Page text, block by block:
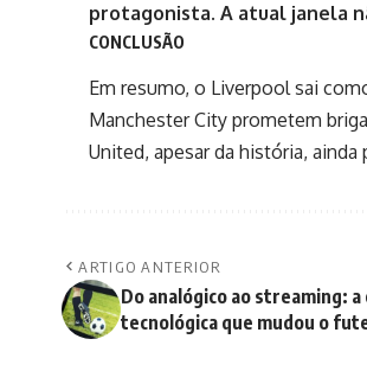
protagonista. A atual janela
CONCLUSÃO
Em resumo, o Liverpool sai
Manchester City prometem
United, apesar da história,
ARTIGO ANTERIOR
Do analógico ao streaming: a
tecnológica que mudou o